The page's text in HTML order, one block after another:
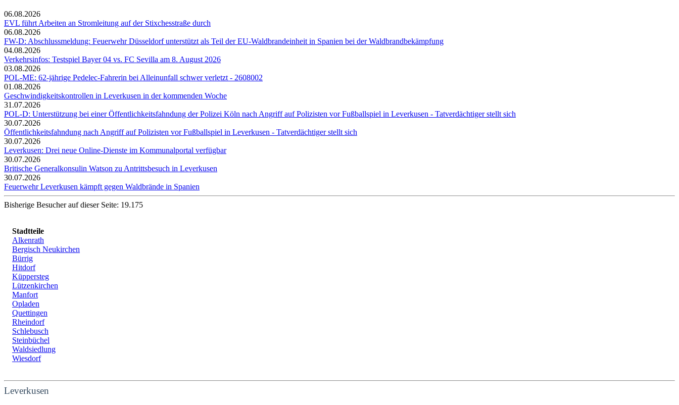
06.08.2026
EVL führt Arbeiten an Stromleitung auf der Stixchesstraße durch
06.08.2026
FW-D: Abschlussmeldung: Feuerwehr Düsseldorf unterstützt als Teil der EU-Waldbrandeinheit in Spanien bei der Waldbrandbekämpfung
04.08.2026
Verkehrsinfos: Testspiel Bayer 04 vs. FC Sevilla am 8. August 2026
03.08.2026
POL-ME: 62-jährige Pedelec-Fahrerin bei Alleinunfall schwer verletzt - 2608002
01.08.2026
Geschwindigkeitskontrollen in Leverkusen in der kommenden Woche
31.07.2026
POL-D: Unterstützung bei einer Öffentlichkeitsfahndung der Polizei Köln nach Angriff auf Polizisten vor Fußballspiel in Leverkusen - Tatverdächtiger stellt sich
30.07.2026
Öffentlichkeitsfahndung nach Angriff auf Polizisten vor Fußballspiel in Leverkusen - Tatverdächtiger stellt sich
30.07.2026
Leverkusen: Drei neue Online-Dienste im Kommunalportal verfügbar
30.07.2026
Britische Generalkonsulin Watson zu Antrittsbesuch in Leverkusen
30.07.2026
Feuerwehr Leverkusen kämpft gegen Waldbrände in Spanien
Bisherige Besucher auf dieser Seite: 19.175
Stadtteile
Alkenrath
Bergisch Neukirchen
Bürrig
Hitdorf
Küppersteg
Lützenkirchen
Manfort
Opladen
Quettingen
Rheindorf
Schlebusch
Steinbüchel
Waldsiedlung
Wiesdorf
Leverkusen